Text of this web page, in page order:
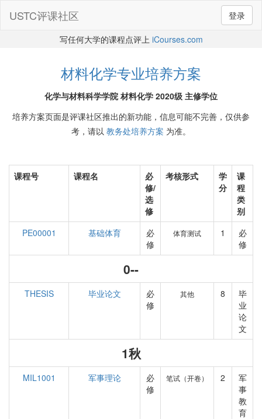
登录
USTC评课社区
写任何大学的课程点评上 iCourses.com
材料化学专业培养方案
化学与材料科学学院 材料化学 2020级 主修学位
培养方案页面是评课社区推出的新功能，信息可能不完善，仅供参
考，请以 教务处培养方案 为准。
课程号 课程名
必
修/
选
修
考核形式
学
分
课
程
类
别
PE00001
基础体育
必
修
体育测试 1
必
修
0--
THESIS 毕业论文
必
修
其他 8
毕
业
论
文
1秋
MIL1001 军事理论
必
修
笔试（开卷） 2
军
事
教
育